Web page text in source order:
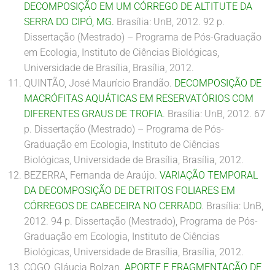
DECOMPOSIÇÃO EM UM CÓRREGO DE ALTITUTE DA
SERRA DO CIPÓ, MG. Brasília: UnB, 2012. 92 p.
Dissertação (Mestrado) – Programa de Pós-Graduação
em Ecologia, Instituto de Ciências Biológicas,
Universidade de Brasília, Brasília, 2012.
QUINTÃO, José Maurício Brandão. DECOMPOSIÇÃO DE
MACRÓFITAS AQUÁTICAS EM RESERVATÓRIOS COM
DIFERENTES GRAUS DE TROFIA. Brasília: UnB, 2012. 67
p. Dissertação (Mestrado) – Programa de Pós-
Graduação em Ecologia, Instituto de Ciências
Biológicas, Universidade de Brasília, Brasília, 2012.
BEZERRA, Fernanda de Araújo. VARIAÇÃO TEMPORAL
DA DECOMPOSIÇÃO DE DETRITOS FOLIARES EM
CÓRREGOS DE CABECEIRA NO CERRADO. Brasília: UnB,
2012. 94 p. Dissertação (Mestrado), Programa de Pós-
Graduação em Ecologia, Instituto de Ciências
Biológicas, Universidade de Brasília, Brasília, 2012.
COGO, Gláucia Bolzan. APORTE E FRAGMENTAÇÃO DE